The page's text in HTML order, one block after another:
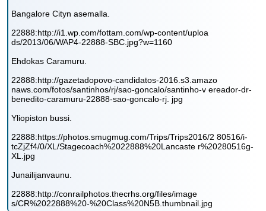
Bangalore Cityn asemalla.
22888:http://i1.wp.com/fottam.com/wp-content/uploa
ds/2013/06/WAP4-22888-SBC.jpg?w=1160
Ehdokas Caramuru.
22888:http://gazetadopovo-candidatos-2016.s3.amazo
naws.com/fotos/santinhos/rj/sao-goncalo/santinho-v ereador-dr-
benedito-caramuru-22888-sao-goncalo-rj. jpg
Yliopiston bussi.
22888:https://photos.smugmug.com/Trips/Trips2016/2 80516/i-
tcZjZf4/0/XL/Stagecoach%2022888%20Lancaste r%20280516g-
XL.jpg
Junailijanvaunu.
22888:http://conrailphotos.thecrhs.org/files/image
s/CR%2022888%20-%20Class%20N5B.thumbnail.jpg